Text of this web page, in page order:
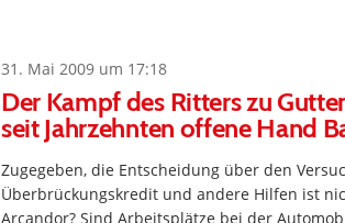
31. Mai 2009 um 17:18
Der Kampf des Ritters zu
seit Jahrzehnten offene Hand
Zugegeben, die Entscheidung über den
Überbrückungskredit und andere Hilfen ist
Arcandor? Sind Arbeitsplätze bei der